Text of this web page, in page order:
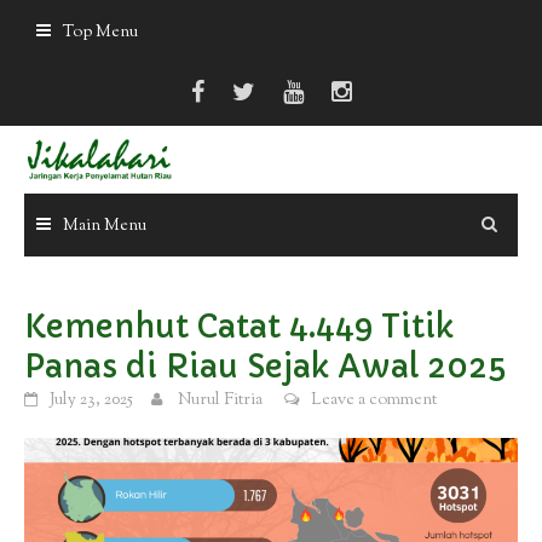
Top Menu
Main Menu
Kemenhut Catat 4.449 Titik
Panas di Riau Sejak Awal 2025
July 23, 2025 Nurul Fitria Leave a comment